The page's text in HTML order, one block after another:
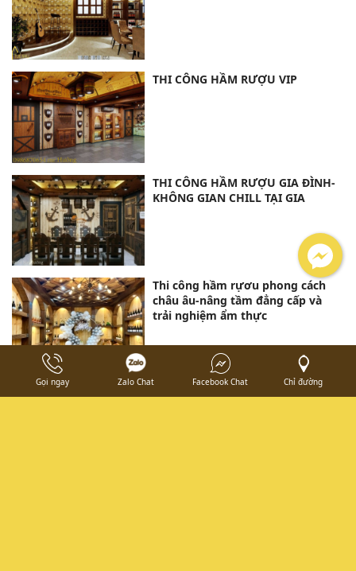
THI CÔNG HẦM RƯỢU VIP
THI CÔNG HẦM RƯỢU GIA ĐÌNH-
KHÔNG GIAN CHILL TẠI GIA
Thi công hầm rựơu phong cách
châu âu-nâng tầm đẳng cấp và
trải nghiệm ẩm thực
THI CÔNG HẦM RƯỢU_BẢO TỒN
Gọi ngay Zalo Chat Facebook Chat Chỉ đường